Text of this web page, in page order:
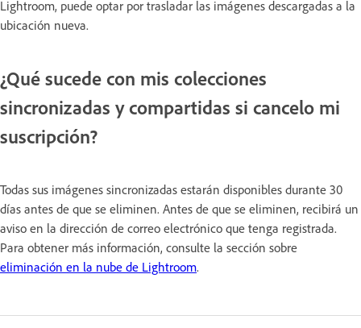
Lightroom, puede optar por trasladar las imágenes descargadas a la
ubicación nueva.
¿Qué sucede con mis colecciones
sincronizadas y compartidas si cancelo mi
suscripción?
Todas sus imágenes sincronizadas estarán disponibles durante 30
días antes de que se eliminen. Antes de que se eliminen, recibirá un
aviso en la dirección de correo electrónico que tenga registrada.
Para obtener más información, consulte la sección sobre
eliminación en la nube de Lightroom.